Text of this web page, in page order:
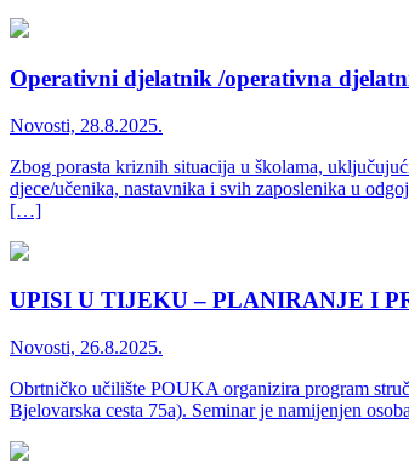
Operativni djelatnik /operativna
Novosti, 28.8.2025.
Zbog porasta kriznih situacija u školama,
djece/učenika, nastavnika i svih zaposlenika u
[…]
UPISI U TIJEKU – PLANIRANJE I
Novosti, 26.8.2025.
Obrtničko učilište POUKA organizira program
Bjelovarska cesta 75a). Seminar je namijenjen